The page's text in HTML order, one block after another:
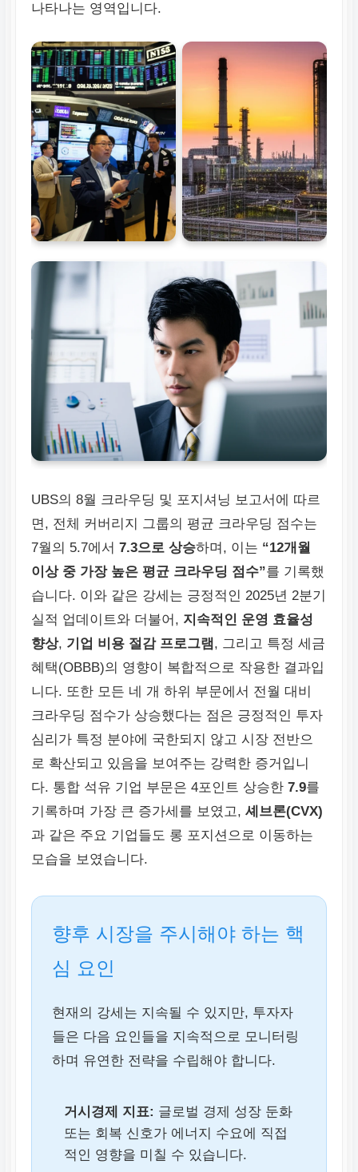
나타나는 영역입니다.
UBS의 8월 크라우딩 및 포지셔닝 보고서에 따르
면, 전체 커버리지 그룹의 평균 크라우딩 점수는
7월의 5.7에서7.3으로 상승하며, 이는 “12개월
이상 중 가장 높은 평균 크라우딩 점수”를 기록했
습니다. 이와 같은 강세는 긍정적인 2025년 2분기
실적 업데이트와 더불어, 지속적인 운영 효율성
향상, 기업 비용 절감 프로그램, 그리고 특정 세금
혜택(OBBB)의 영향이 복합적으로 작용한 결과입
니다. 또한 모든 네 개 하위 부문에서 전월 대비
크라우딩 점수가 상승했다는 점은 긍정적인 투자
심리가 특정 분야에 국한되지 않고 시장 전반으
로 확산되고 있음을 보여주는 강력한 증거입니
다. 통합 석유 기업 부문은 4포인트 상승한7.9를
기록하며 가장 큰 증가세를 보였고,셰브론(CVX)
과 같은 주요 기업들도 롱 포지션으로 이동하는
모습을 보였습니다.
향후 시장을 주시해야 하는 핵
심 요인
현재의 강세는 지속될 수 있지만, 투자자
들은 다음 요인들을 지속적으로 모니터링
하며 유연한 전략을 수립해야 합니다.
거시경제 지표: 글로벌 경제 성장 둔화
또는 회복 신호가 에너지 수요에 직접
적인 영향을 미칠 수 있습니다.